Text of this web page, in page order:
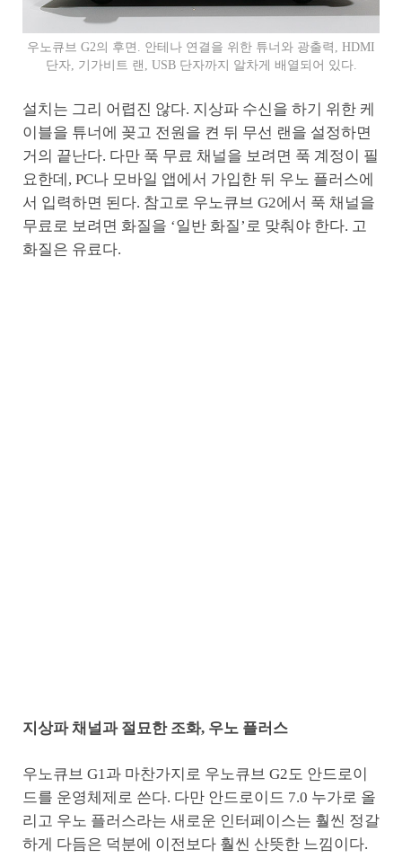
우노큐브 G2의 후면. 안테나 연결을 위한 튜너와 광출력, HDMI
단자, 기가비트 랜, USB 단자까지 알차게 배열되어 있다.
설치는 그리 어렵진 않다. 지상파 수신을 하기 위한 케
이블을 튜너에 꽂고 전원을 켠 뒤 무선 랜을 설정하면
거의 끝난다. 다만 푹 무료 채널을 보려면 푹 계정이 필
요한데, PC나 모바일 앱에서 가입한 뒤 우노 플러스에
서 입력하면 된다. 참고로 우노큐브 G2에서 푹 채널을
무료로 보려면 화질을 ‘일반 화질’로 맞춰야 한다. 고
화질은 유료다.
지상파 채널과 절묘한 조화, 우노 플러스
우노큐브 G1과 마찬가지로 우노큐브 G2도 안드로이
드를 운영체제로 쓴다. 다만 안드로이드 7.0 누가로 올
리고 우노 플러스라는 새로운 인터페이스는 훨씬 정갈
하게 다듬은 덕분에 이전보다 훨씬 산뜻한 느낌이다.